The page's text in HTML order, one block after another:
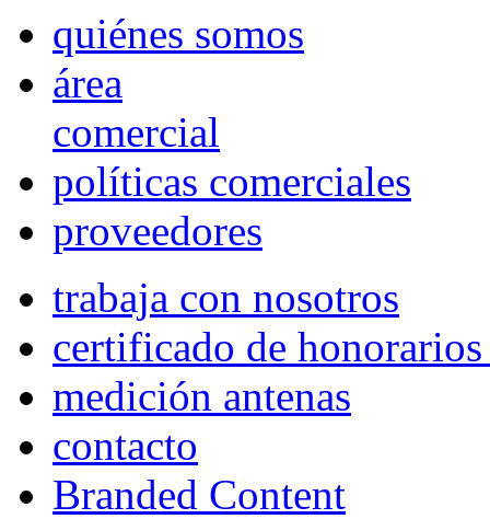
quiénes somos
área
comercial
políticas comerciales
proveedores
trabaja con nosotros
certificado de
medición antenas
contacto
Branded Content